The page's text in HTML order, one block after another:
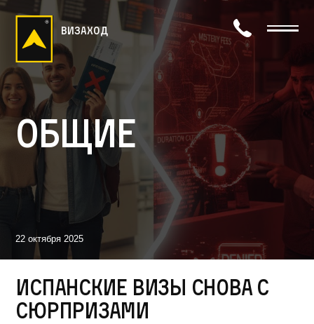
визаход
Общие
22 октября 2025
Испанские визы снова с
сюрпризами